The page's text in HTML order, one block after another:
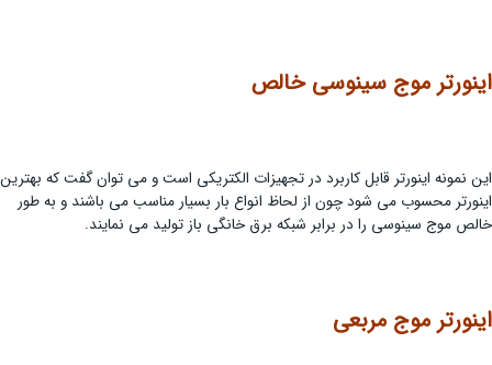
اینورتر موج سینوسی خالص
این نمونه اینورتر قابل کاربرد در تجهیزات الکتریکی است و می توان گفت که بهترین
اینورتر محسوب می شود چون از لحاظ انواع بار بسیار مناسب می باشند و به طور
خالص موج سینوسی را در برابر شبکه برق خانگی باز تولید می نمایند.
اینورتر موج مربعی